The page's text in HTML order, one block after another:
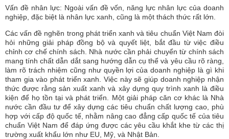
Vấn đề nhân lực: Ngoài vấn đề vốn, năng lực nhân lực của doanh
nghiệp, đặc biệt là nhân lực xanh, cũng là một thách thức rất lớn.
Các vấn đề nghẽn trong phát triển xanh và tiêu chuẩn Việt Nam đòi
hỏi những giải pháp đồng bộ và quyết liệt, bắt đầu từ việc điều
chỉnh cơ chế chính sách. Nhà nước cần phải chuyển từ chính sách
mang tính chất dẫn dắt sang hướng dẫn cụ thể và yêu cầu rõ ràng,
làm rõ trách nhiệm cũng như quyền lợi của doanh nghiệp là gì khi
tham gia vào phát triển xanh. Việc này sẽ giúp doanh nghiệp nhận
thức được rằng sản xuất xanh và xây dựng quy trình xanh là điều
kiện để họ tồn tại và phát triển. Một giải pháp căn cơ khác là Nhà
nước cần đầu tư để xây dựng các tiêu chuẩn chất lượng cao, phù
hợp với cấp độ quốc tế, nhằm nâng cao đẳng cấp quốc tế của tiêu
chuẩn Việt Nam để đáp ứng được các yêu cầu khắt khe từ các thị
trường xuất khẩu lớn như EU, Mỹ, và Nhật Bản.